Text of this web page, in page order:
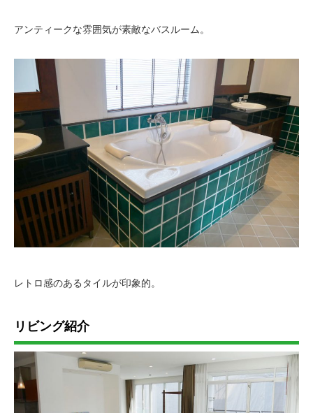
アンティークな雰囲気が素敵なバスルーム。
レトロ感のあるタイルが印象的。
リビング紹介